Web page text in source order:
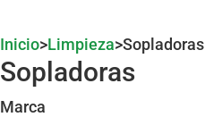
Inicio>Limpieza>Sopladoras
Sopladoras
Marca